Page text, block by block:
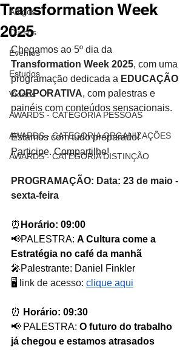
Artigos
Cursos
Eventos
Estudos
Vídeos
AWARDS - CATEGORIA PESSOAS
AWARDS - CATEGORIA ORGANIZAÇÕES
AWARDS - CATEGORIA DISTINÇÃO
Transformation Week
2025
Chegamos ao 5º dia da
Transformation Week 2025, com uma
programação dedicada a EDUCAÇÃO
CORPORATIVA, com palestras e
painéis com conteúdos sensacionais.
Estamos com tudo preparado!
Participe. Compartilhe!
PROGRAMAÇÃO: Data: 23 de maio -
sexta-feira
⏰ Horário: 09:00
📢PALESTRA: A Cultura come a
Estratégia no café da manhã
🎤Palestrante: Daniel Finkler
🖥 link de acesso: clique aqui
⏰ Horário: 09:30
📢 PALESTRA: O futuro do trabalho
já chegou e estamos atrasados